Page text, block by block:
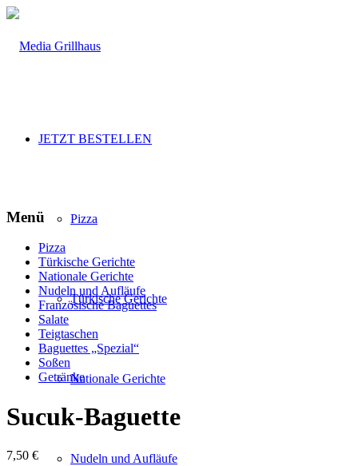
JETZT BESTELLEN
Pizza
Türkische Gerichte
Nationale Gerichte
Nudeln und Aufläufe
Menü
Pizza
Türkische Gerichte
Nationale Gerichte
Nudeln und Aufläufe
Französische Baguettes
Salate
Teigtaschen
Baguettes „Spezial“
Soßen
Getränke
Sucuk-Baguette
7,50 €